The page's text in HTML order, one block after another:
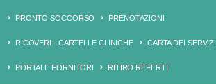
PRONTO SOCCORSO PRENOTAZIONI
RICOVERI - CARTELLE CLINICHE CARTA DEI SERVIZI
PORTALE FORNITORI RITIRO REFERTI